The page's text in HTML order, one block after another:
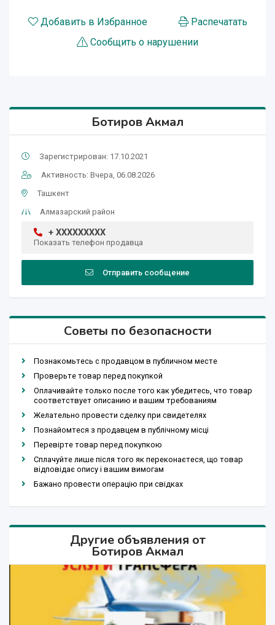
Добавить в Избранное
Распечатать
Сообщить о нарушении
Ботиров Акмал
Зарегистрирован: 17.10.2021
Активность: Вчера, 06.08.2026
Ташкент
Алмазарский район
+ XXXXXXXXX
Показать телефон продавца
Отправить сообщение
Советы по безопасности
Познакомьтесь с продавцом в публичном месте
Проверьте товар перед покупкой
Оплачивайте только после того как убедитесь, что товар
соответствует описанию и вашим требованиям
Желательно провести сделку при свидетелях
Познайомтеся з продавцем в публічному місці
Перевірте товар перед покупкою
Сплачуйте лише після того як переконаєтеся, що товар
відповідає опису і вашим вимогам
Бажано провести операцію при свідках
Другие объявления от
Ботиров Акмал